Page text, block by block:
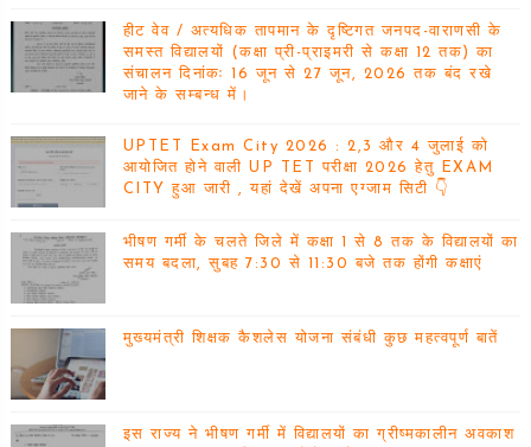
हीट वेव / अत्यधिक तापमान के दृष्टिगत जनपद-वाराणसी के
समस्त विद्यालयों (कक्षा प्री-प्राइमरी से कक्षा 12 तक) का
संचालन दिनांकः 16 जून से 27 जून, 2026 तक बंद रखे
जाने के सम्बन्ध में।
UPTET Exam City 2026 : 2,3 और 4 जुलाई को
आयोजित होने वाली UP TET परीक्षा 2026 हेतु EXAM
CITY हुआ जारी , यहां देखें अपना एग्जाम सिटी 👇
भीषण गर्मी के चलते जिले में कक्षा 1 से 8 तक के विद्यालयों का
समय बदला, सुबह 7:30 से 11:30 बजे तक होंगी कक्षाएं
मुख्यमंत्री शिक्षक कैशलेस योजना संबंधी कुछ महत्वपूर्ण बातें
इस राज्य ने भीषण गर्मी में विद्यालयों का ग्रीष्मकालीन अवकाश